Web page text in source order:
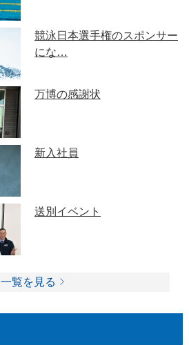
競泳日本選手権のスポンサー
にな…
万博の感謝状
新入社員
送別イベント
一覧を見る